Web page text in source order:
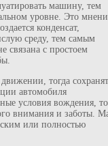
машину, тем
уровне. Это
конденсат,
среду, тем самым
связана с простоем
тогда
автомобиля
условия вождения,
внимания и заботы.
или полностью